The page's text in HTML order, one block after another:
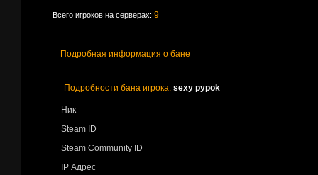
Всего игроков на серверах: 9
Подробная информация о бане
Подробности бана игрока:sexy pypok
Ник
Steam ID
Steam Community ID
IP Адрес